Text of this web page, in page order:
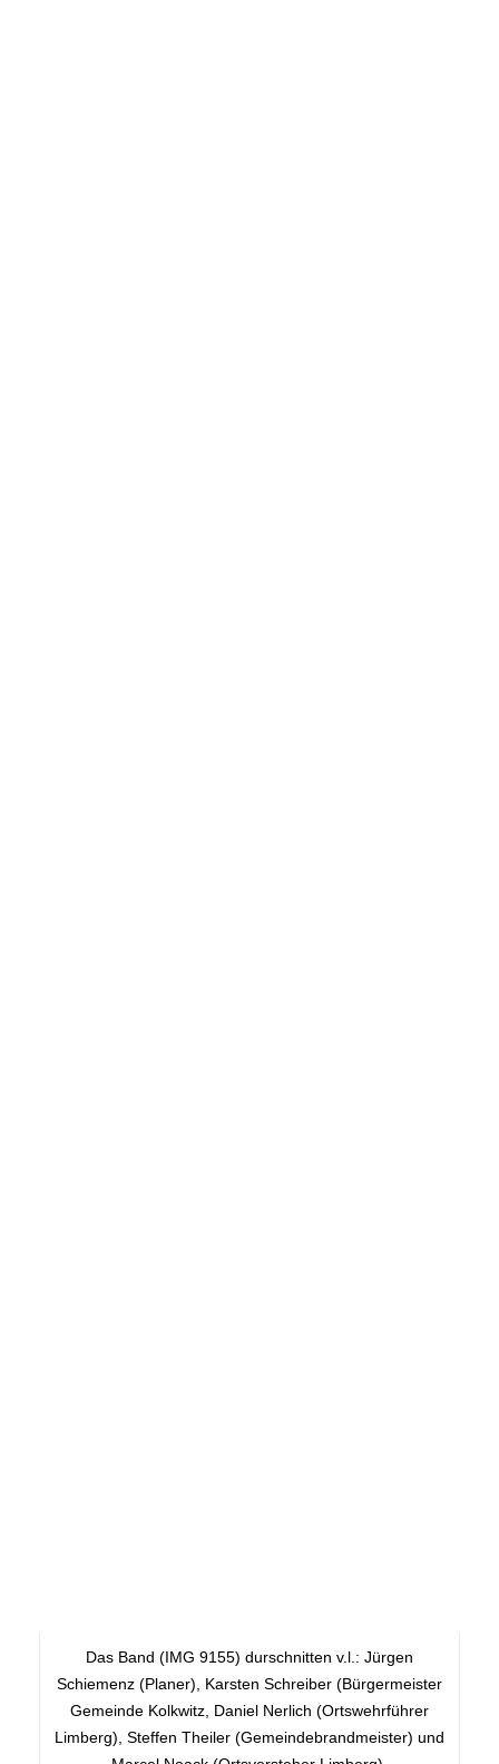
Das Band (IMG 9155) durschnitten v.l.: Jürgen
Schiemenz (Planer), Karsten Schreiber (Bürgermeister
Gemeinde Kolkwitz, Daniel Nerlich (Ortswehrführer
Limberg), Steffen Theiler (Gemeindebrandmeister) und